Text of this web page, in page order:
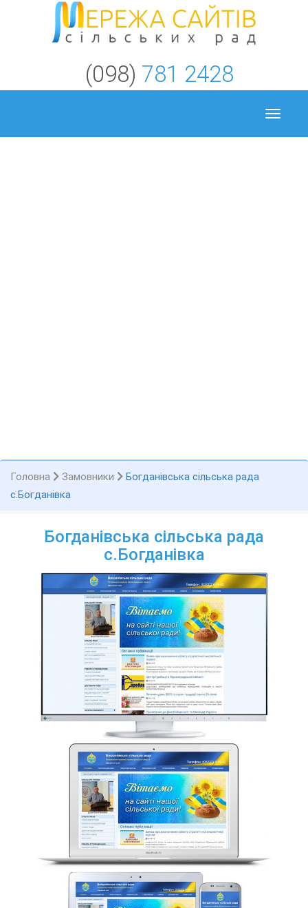
(098) 781 2428
Toggle
Головна Замовники
Богданівська сільська рада
с.Богданівка
Богданівська сільська рада
с.Богданівка